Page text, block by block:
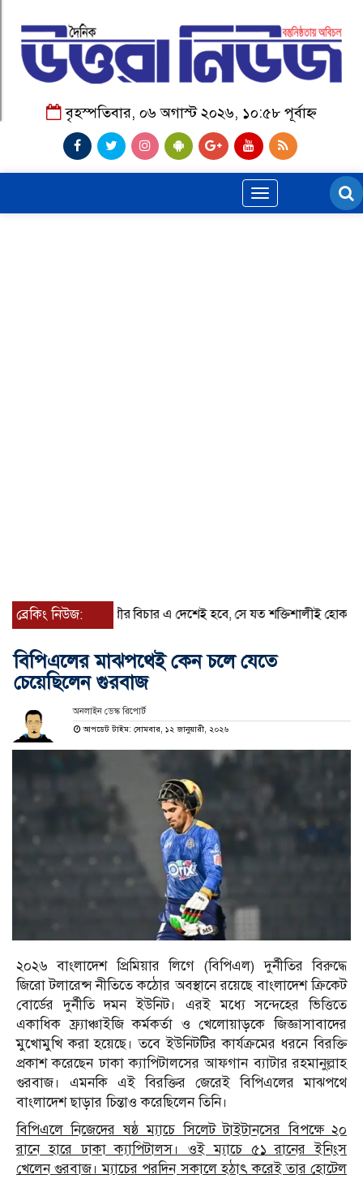
বৃহস্পতিবার, ০৬ অগাস্ট ২০২৬, ১০:৫৮ পূর্বাহ্ন
Toggle
navigation
ব্রেকিং নিউজ:
প্রত্যেক অপরাধীর বিচার এ দেশেই হবে, সে যত শক্তিশালীই হোক না কেন,
বিপিএলের মাঝপথেই কেন চলে যেতে
চেয়েছিলেন গুরবাজ
অনলাইন ডেস্ক রিপোর্ট
আপডেট টাইম: সোমবার, ১২ জানুয়ারী, ২০২৬
২০২৬ বাংলাদেশ প্রিমিয়ার লিগে (বিপিএল) দুর্নীতির বিরুদ্ধে
জিরো টলারেন্স নীতিতে কঠোর অবস্থানে রয়েছে বাংলাদেশ ক্রিকেট
বোর্ডের দুর্নীতি দমন ইউনিট। এরই মধ্যে সন্দেহের ভিত্তিতে
একাধিক ফ্র্যাঞ্চাইজি কর্মকর্তা ও খেলোয়াড়কে জিজ্ঞাসাবাদের
মুখোমুখি করা হয়েছে। তবে ইউনিটটির কার্যক্রমের ধরনে বিরক্তি
প্রকাশ করেছেন ঢাকা ক্যাপিটালসের আফগান ব্যাটার রহমানুল্লাহ
গুরবাজ। এমনকি এই বিরক্তির জেরেই বিপিএলের মাঝপথে
বাংলাদেশ ছাড়ার চিন্তাও করেছিলেন তিনি।
বিপিএলে নিজেদের ষষ্ঠ ম্যাচে সিলেট টাইটানসের বিপক্ষে ২০
রানে হারে ঢাকা ক্যাপিটালস। ওই ম্যাচে ৫১ রানের ইনিংস
খেলেন গুরবাজ। ম্যাচের পরদিন সকালে হঠাৎ করেই তার হোটেল